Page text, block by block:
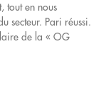
tout en nous
secteur. Pari réussi.
de la « OG